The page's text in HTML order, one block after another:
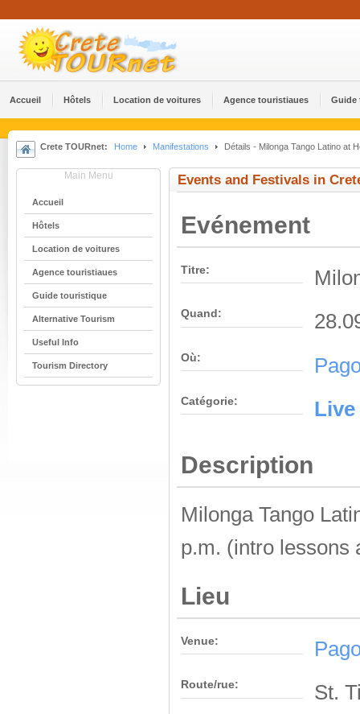
Accueil Hôtels Location de voitures Agence touristiaues Guide
Crete TOURnet: Home Manifestations Détails - Milonga Tango Latino at
Main Menu
Accueil
Hôtels
Location de voitures
Agence touristiaues
Guide touristique
Alternative Tourism
Useful Info
Tourism Directory
Events and Festivals in
Evénement
Titre:
Quand:
Où:
Catégorie: Live
Description
Milonga Tango
p.m. (intro lessons
Lieu
Venue:
Route/rue: St.